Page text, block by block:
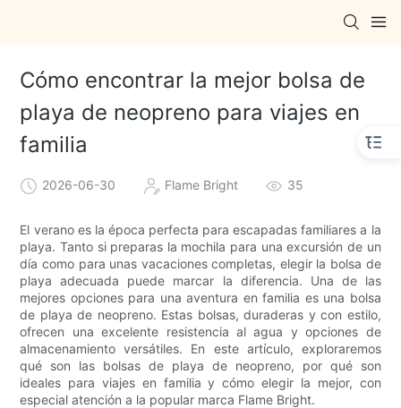
Cómo encontrar la mejor bolsa de
playa de neopreno para viajes en
familia
2026-06-30 Flame Bright 35
El verano es la época perfecta para escapadas familiares a la
playa. Tanto si preparas la mochila para una excursión de un
día como para unas vacaciones completas, elegir la bolsa de
playa adecuada puede marcar la diferencia. Una de las
mejores opciones para una aventura en familia es una bolsa
de playa de neopreno. Estas bolsas, duraderas y con estilo,
ofrecen una excelente resistencia al agua y opciones de
almacenamiento versátiles. En este artículo, exploraremos
qué son las bolsas de playa de neopreno, por qué son
ideales para viajes en familia y cómo elegir la mejor, con
especial atención a la popular marca Flame Bright.